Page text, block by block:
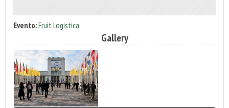
Evento:Fruit Logistica
Gallery